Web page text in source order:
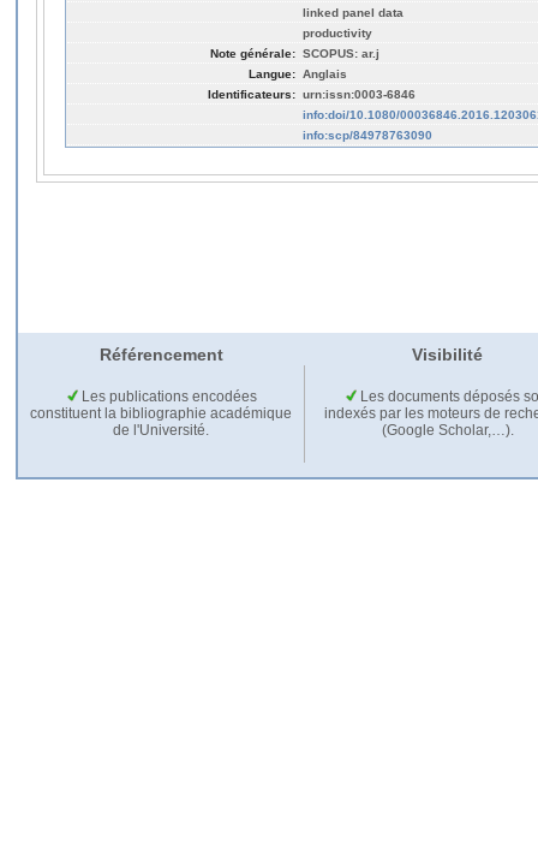
linked panel data
productivity
Note générale: SCOPUS: ar.j
Langue: Anglais
Identificateurs: urn:issn:0003-6846
info:doi/10.1080/
info:scp/84978763090
Référencement Visibilité
Les publications encodées
constituent la bibliographie académique
de l'Université.
Les documents déposés
indexés par les moteurs de
(Google Scholar,…).